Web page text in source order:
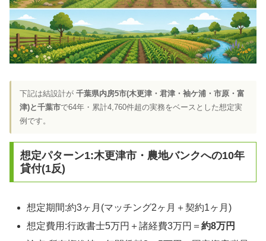
下記は結設計が 千葉県内房5市(木更津・君津・袖ケ浦・市原・富
津)と千葉市で64年・累計4,760件超の実務をベースとした想定実
例です。
想定パターン1:木更津市・農地バンクへの10年
貸付(1反)
想定期間:約3ヶ月(マッチング2ヶ月＋契約1ヶ月)
想定費用:行政書士5万円＋諸経費3万円＝約8万円